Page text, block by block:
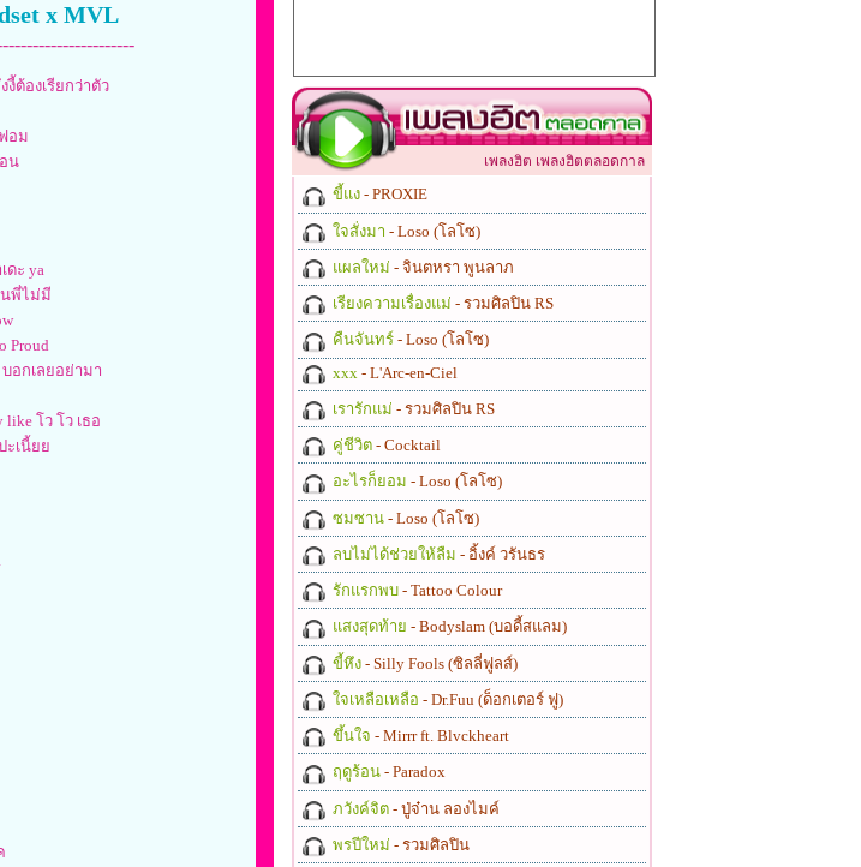
x MVL
งี้ต้องเรียกว่าตัว
อม
น
ดะ ya
พี่ไม่มี
Proud
อกเลยอย่ามา
like โว โว เธอ
ะเนี้ยย
เพลงฮิต เพลงฮิตตลอดกาล
ขี้แง - PROXIE
ใจสั่งมา - Loso (โลโซ)
แผลใหม่ - จินตหรา พูนลาภ
เรียงความเรื่องแม่ - รวมศิลปิน RS
คืนจันทร์ - Loso (โลโซ)
xxx - L'Arc-en-Ciel
เรารักแม่ - รวมศิลปิน RS
คู่ชีวิต - Cocktail
อะไรก็ยอม - Loso (โลโซ)
ซมซาน - Loso (โลโซ)
ลบไม่ได้ช่วยให้ลืม - อิ้งค์ วรันธร
รักแรกพบ - Tattoo Colour
แสงสุดท้าย - Bodyslam (บอดี้สแลม)
ขี้หึง - Silly Fools (ซิลลี่ฟูลส์)
ใจเหลือเหลือ - Dr.Fuu (ด็อกเตอร์ ฟู)
ขึ้นใจ - Mirrr ft. Blvckheart
ฤดูร้อน - Paradox
ภวังค์จิต - ปู่จ๋าน ลองไมค์
พรปีใหม่ - รวมศิลปิน